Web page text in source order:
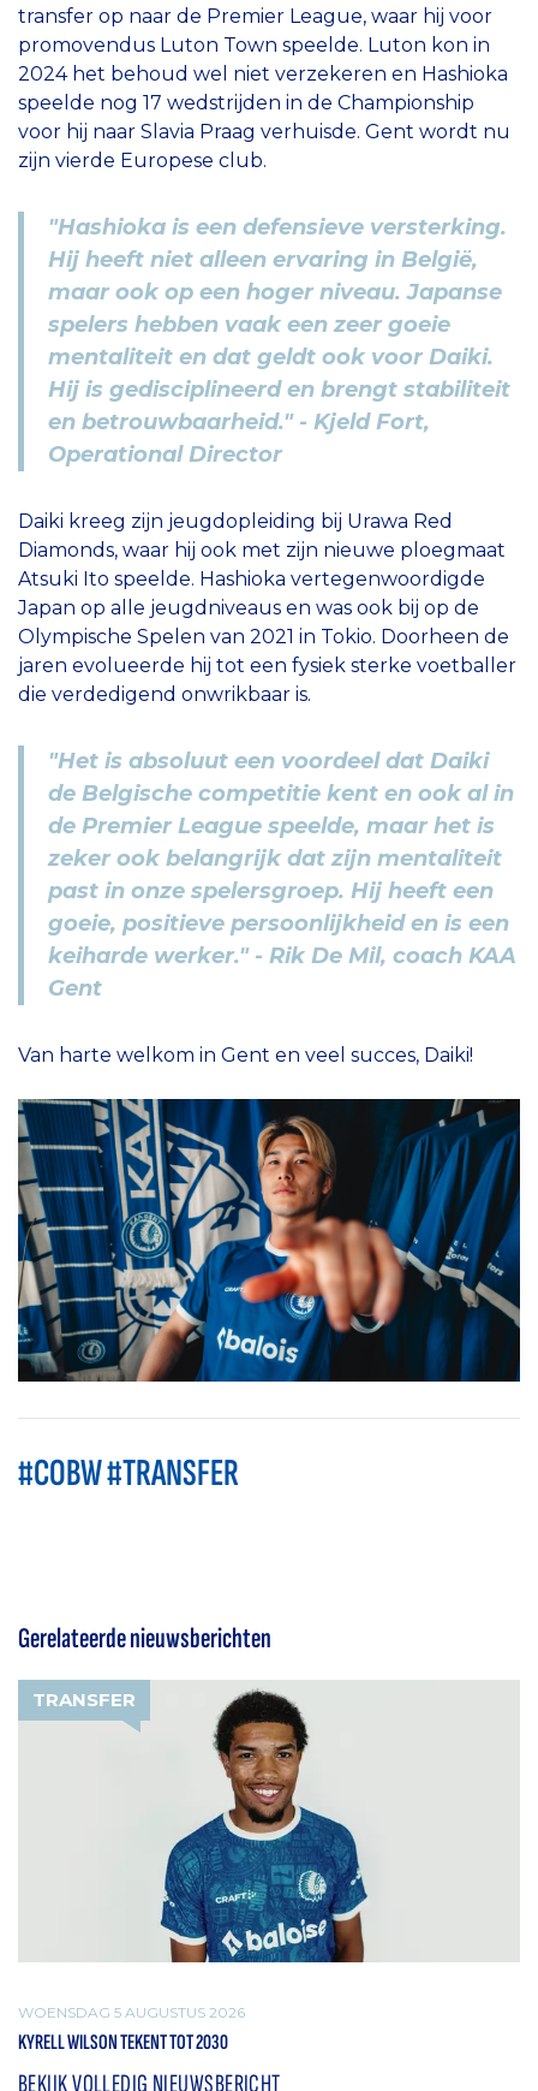
transfer op naar de Premier League, waar hij voor
promovendus Luton Town speelde. Luton kon in
2024 het behoud wel niet verzekeren en Hashioka
speelde nog 17 wedstrijden in de Championship
voor hij naar Slavia Praag verhuisde. Gent wordt nu
zijn vierde Europese club.
"Hashioka is een defensieve versterking.
Hij heeft niet alleen ervaring in België,
maar ook op een hoger niveau. Japanse
spelers hebben vaak een zeer goeie
mentaliteit en dat geldt ook voor Daiki.
Hij is gedisciplineerd en brengt stabiliteit
en betrouwbaarheid." - Kjeld Fort,
Operational Director
Daiki kreeg zijn jeugdopleiding bij Urawa Red
Diamonds, waar hij ook met zijn nieuwe ploegmaat
Atsuki Ito speelde. Hashioka vertegenwoordigde
Japan op alle jeugdniveaus en was ook bij op de
Olympische Spelen van 2021 in Tokio. Doorheen de
jaren evolueerde hij tot een fysiek sterke voetballer
die verdedigend onwrikbaar is.
"Het is absoluut een voordeel dat Daiki
de Belgische competitie kent en ook al in
de Premier League speelde, maar het is
zeker ook belangrijk dat zijn mentaliteit
past in onze spelersgroep. Hij heeft een
goeie, positieve persoonlijkheid en is een
keiharde werker." - Rik De Mil, coach KAA
Gent
Van harte welkom in Gent en veel succes, Daiki!
#COBW #TRANSFER
Gerelateerde nieuwsberichten
TRANSFER
WOENSDAG 5 AUGUSTUS 2026
KYRELL WILSON TEKENT TOT 2030